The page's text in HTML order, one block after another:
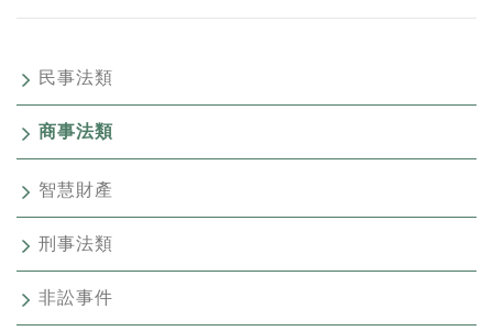
民事法類
商事法類
智慧財產
刑事法類
非訟事件